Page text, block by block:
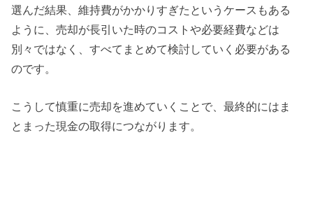
選んだ結果、維持費がかかりすぎたというケースもある
ように、売却が長引いた時のコストや必要経費などは
別々ではなく、すべてまとめて検討していく必要がある
のです。
こうして慎重に売却を進めていくことで、最終的にはま
とまった現金の取得につながります。